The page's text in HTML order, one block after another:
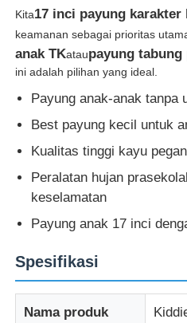
Payung Genggam Kayu
Payung yang Tahan UV
Payung Anak
Payung Pantai
Payung Kreatif
Kita17 inci payung karakter
keamanan sebagai prioritas
anak TKataupayung
ini adalah pilihan yang ideal.
Payung anak-anak tanpa
Best payung kecil untuk
Kualitas tinggi kayu
Peralatan hujan
keselamatan
Payung anak 17 inci
Spesifikasi
Nama produk